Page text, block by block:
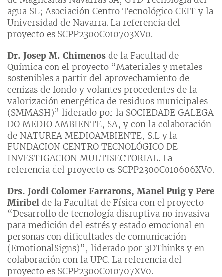
agua SL; Asociación Centro Tecnológico CEIT y la
Universidad de Navarra. La referencia del
proyecto es SCPP2300C010703XV0.
Dr. Josep M. Chimenos de la Facultad de
Química con el proyecto “Materiales y metales
sostenibles a partir del aprovechamiento de
cenizas de fondo y volantes procedentes de la
valorización energética de residuos municipales
(SMMASH)” liderado por la SOCIEDADE GALEGA
DO MEDIO AMBIENTE, SA, y con la colaboración
de NATUREA MEDIOAMBIENTE, S.L y la
FUNDACION CENTRO TECNOLÓGICO DE
INVESTIGACION MULTISECTORIAL. La
referencia del proyecto es SCPP2300C010606XV0.
Drs. Jordi Colomer Farrarons, Manel Puig y Pere
Miribel de la Facultat de Física con el proyecto
“Desarrollo de tecnología disruptiva no invasiva
para medición del estrés y estado emocional en
personas con dificultades de comunicación
(EmotionalSigns)”, liderado por 3DThinks y en
colaboración con la UPC. La referencia del
proyecto es SCPP2300C010707XV0.